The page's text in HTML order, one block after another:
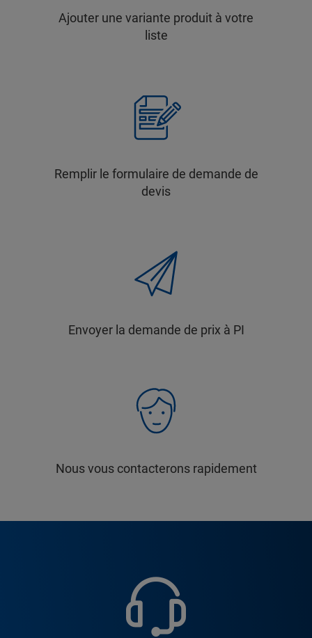
Ajouter une variante produit à votre
liste
Remplir le formulaire de demande de
devis
Envoyer la demande de prix à PI
Nous vous contacterons rapidement